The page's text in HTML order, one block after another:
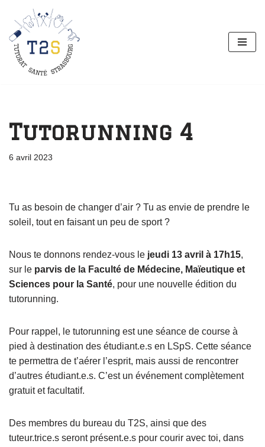
Aller
au
contenu
Tutorunning 4
6 avril 2023
Tu as besoin de changer d’air ? Tu as envie de prendre le
soleil, tout en faisant un peu de sport ?
Nous te donnons rendez-vous le jeudi 13 avril à 17h15,
sur le parvis de la Faculté de Médecine, Maïeutique et
Sciences pour la Santé, pour une nouvelle édition du
tutorunning.
Pour rappel, le tutorunning est une séance de course à
pied à destination des étudiant.e.s en LSpS. Cette séance
te permettra de t’aérer l’esprit, mais aussi de rencontrer
d’autres étudiant.e.s. C’est un événement complètement
gratuit et facultatif.
Des membres du bureau du T2S, ainsi que des
tuteur.trice.s seront présent.e.s pour courir avec toi, dans